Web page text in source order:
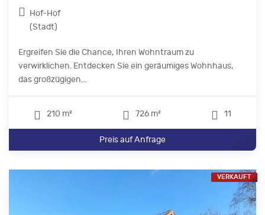
Hof-Hof
(Stadt)
Ergreifen Sie die Chance, Ihren Wohntraum zu
verwirklichen. Entdecken Sie ein geräumiges Wohnhaus,
das großzügigen...
210 m² 726 m² 11
Preis auf Anfrage
VERKAUFT